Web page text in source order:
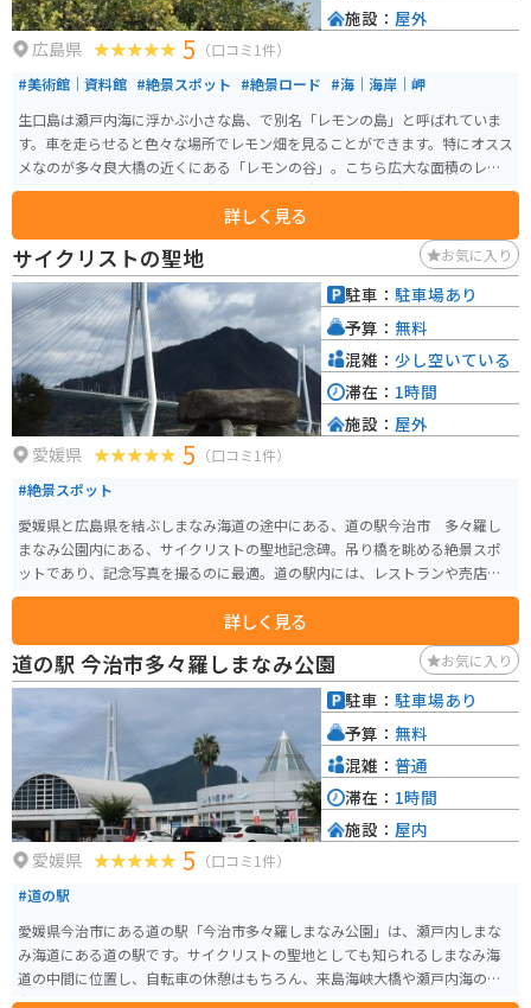
広島県 5 （口コミ1件）
#美術館｜資料館 #絶景スポット #絶景ロード #海｜海岸｜岬
生口島は瀬戸内海に浮かぶ小さな島、で別名「レモンの島」と呼ばれていま
す。車を走らせると色々な場所でレモン畑を見ることができます。特にオスス
メなのが多々良大橋の近くにある「レモンの谷」。こちら広大な面積のレモ
ン畑で辺り一面にレモン畑が広がっており、時期によってグリーン色のレモ
ンや、熟して濃くなった黄色のレモン色など様々な姿のレモンを見ることが
できます。レモン谷のレモン畑の風景は生口島でしか見ることが出来ない素
敵な観光スポットです。他にも生口島は島全体を美術館に見立てており、島
の至る所に美しい風景に溶け込むような野外彫刻が展示されています。車を
走らせながらレモン畑と辺り一面に広がる瀬戸内海の綺麗な海を眺めなが
ら、野外彫刻を探すのも楽しいです。
詳しく見る
施設： 屋外
サイクリストの聖地 お気に入り
愛媛県 5 （口コミ1件）
#絶景スポット
愛媛県と広島県を結ぶしまなみ海道の途中にある、道の駅今治市 多々羅し
まなみ公園内にある、サイクリストの聖地記念碑。吊り橋を眺める絶景スポ
ットであり、記念写真を撮るのに最適。道の駅内には、レストランや売店も
完備されている。
詳しく見る
駐車： 駐車場あり
予算： 無料
混雑： 少し空いている
滞在： 1時間
施設： 屋外
道の駅 今治市多々羅しまなみ公園 お気に入り
愛媛県 5 （口コミ1件）
#道の駅
愛媛県今治市にある道の駅「今治市多々羅しまなみ公園」は、瀬戸内しまな
み海道にある道の駅です。サイクリストの聖地としても知られるしまなみ海
道の中間に位置し、自転車の休憩はもちろん、来島海峡大橋や瀬戸内海の
島々を一望できる絶景スポットとしても人気です。 道の駅には、地元の特産
駐車： 駐車場あり
予算： 無料
混雑： 普通
滞在： 1時間
施設： 屋内